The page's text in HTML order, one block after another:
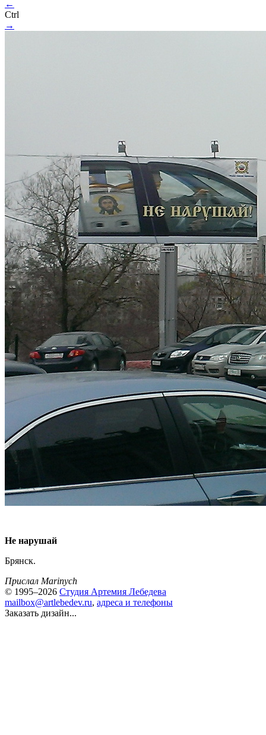
←
Ctrl
→
Не нарушай
Брянск.
Прислал Marinych
© 1995–2026 Студия Артемия Лебедева
mailbox@artlebedev.ru, адреса и телефоны
Заказать дизайн...